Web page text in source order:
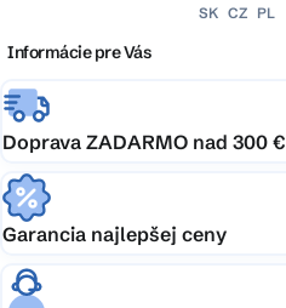
SK CZ PL
Informácie pre Vás
Doprava ZADARMO nad 300 €
Garancia najlepšej ceny